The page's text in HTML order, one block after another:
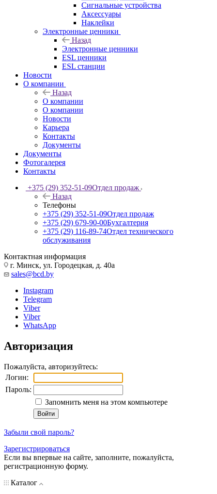
Сигнальные устройства
Аксессуары
Наклейки
Электронные ценники
Назад
Электронные ценники
ESL ценники
ESL станции
Новости
О компании
Назад
О компании
О компании
Новости
Карьера
Контакты
Документы
Документы
Фотогалерея
Контакты
+375 (29) 352-51-09Отдел продаж
Назад
Телефоны
+375 (29) 352-51-09Отдел продаж
+375 (29) 679-90-00Бухгалтерия
+375 (29) 116-89-74Отдел технического
обслуживания
Контактная информация
г. Минск, ул. Городецкая, д. 40а
sales@bcd.by
Instagram
Telegram
Viber
Viber
WhatsApp
Авторизация
Пожалуйста, авторизуйтесь:
Логин:
Пароль:
Запомнить меня на этом компьютере
Забыли свой пароль?
Зарегистрироваться
Если вы впервые на сайте, заполните, пожалуйста,
регистрационную форму.
Каталог